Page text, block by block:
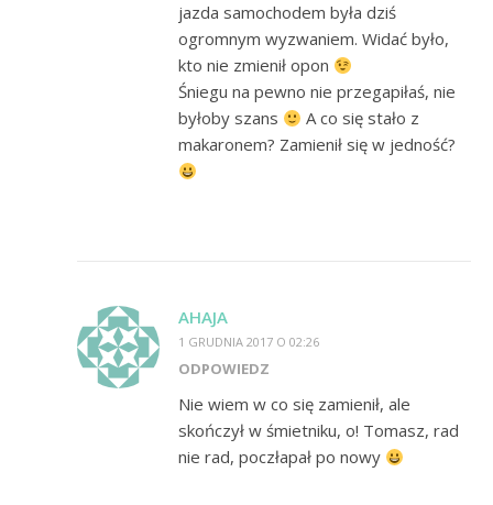
jazda samochodem była dziś
ogromnym wyzwaniem. Widać było,
kto nie zmienił opon
Śniegu na pewno nie przegapiłaś, nie
byłoby szans
A co się stało z
makaronem? Zamienił się w jedność?
AHAJA
1 GRUDNIA 2017 O 02:26
ODPOWIEDZ
Nie wiem w co się zamienił, ale
skończył w śmietniku, o! Tomasz, rad
nie rad, poczłapał po nowy